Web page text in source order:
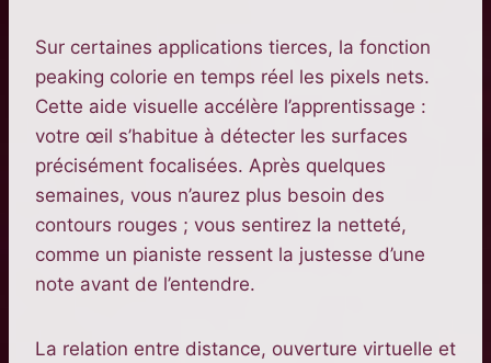
Sur certaines applications tierces, la fonction
peaking colorie en temps réel les pixels nets.
Cette aide visuelle accélère l’apprentissage :
votre œil s’habitue à détecter les surfaces
précisément focalisées. Après quelques
semaines, vous n’aurez plus besoin des
contours rouges ; vous sentirez la netteté,
comme un pianiste ressent la justesse d’une
note avant de l’entendre.
La relation entre distance, ouverture virtuelle et